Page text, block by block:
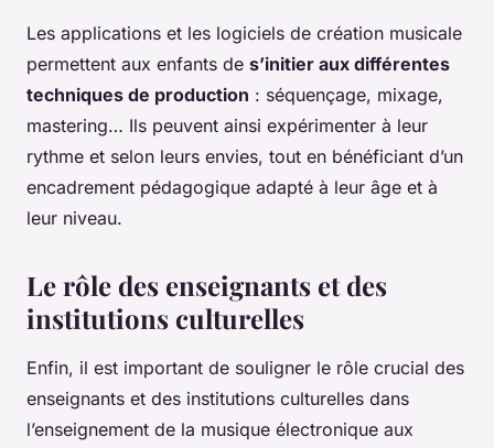
Les applications et les logiciels de création musicale
permettent aux enfants de s’initier aux différentes
techniques de production : séquençage, mixage,
mastering… Ils peuvent ainsi expérimenter à leur
rythme et selon leurs envies, tout en bénéficiant d’un
encadrement pédagogique adapté à leur âge et à
leur niveau.
Le rôle des enseignants et des
institutions culturelles
Enfin, il est important de souligner le rôle crucial des
enseignants et des institutions culturelles dans
l’enseignement de la musique électronique aux